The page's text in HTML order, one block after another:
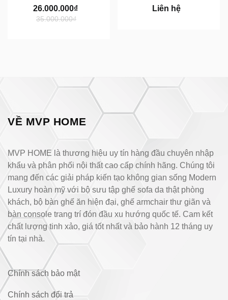
26.000.000₫
35.000.000₫
Liên hệ
VỀ MVP HOME
MVP HOME là thương hiệu uy tín hàng đầu chuyên nhập
khẩu và phân phối nội thất cao cấp chính hãng. Chúng tôi
mang đến các giải pháp kiến tạo không gian sống Modern
Luxury hoàn mỹ với bộ sưu tập ghế sofa da thật phòng
khách, bộ bàn ghế ăn hiện đại, ghế armchair thư giãn và
bàn console trang trí đón đầu xu hướng quốc tế. Cam kết
chất lượng tinh xảo, giá tốt nhất và bảo hành 12 tháng uy
tín tại nhà.
Chính sách bảo mật
Chính sách đổi trả